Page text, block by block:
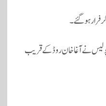
فرار ہو گئے۔
پولیس نے آغا خان روڈ کے قریب